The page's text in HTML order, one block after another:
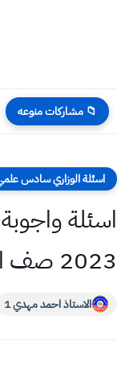
📁 مشاركات منوعه
اسئلة الوزاري سادس
اسئلة
2023 صف السادس الاحيائي
الاستاذ احمد مهدي 1